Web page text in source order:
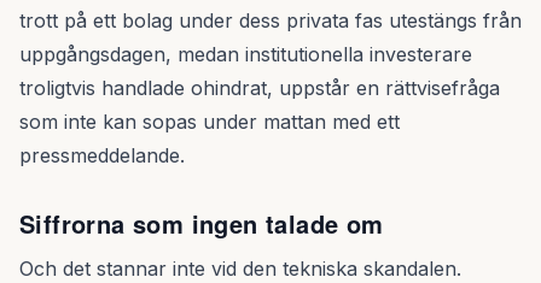
trott på ett bolag under dess privata fas utestängs från
uppgångsdagen, medan institutionella investerare
troligtvis handlade ohindrat, uppstår en rättvisefråga
som inte kan sopas under mattan med ett
pressmeddelande.
Siffrorna som ingen talade om
Och det stannar inte vid den tekniska skandalen.